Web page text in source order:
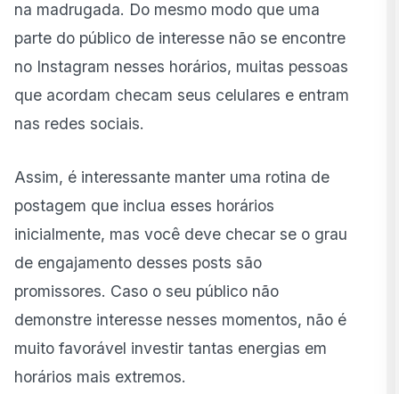
na madrugada. Do mesmo modo que uma
parte do público de interesse não se encontre
no Instagram nesses horários, muitas pessoas
que acordam checam seus celulares e entram
nas redes sociais.
Assim, é interessante manter uma rotina de
postagem que inclua esses horários
inicialmente, mas você deve checar se o grau
de engajamento desses posts são
promissores. Caso o seu público não
demonstre interesse nesses momentos, não é
muito favorável investir tantas energias em
horários mais extremos.